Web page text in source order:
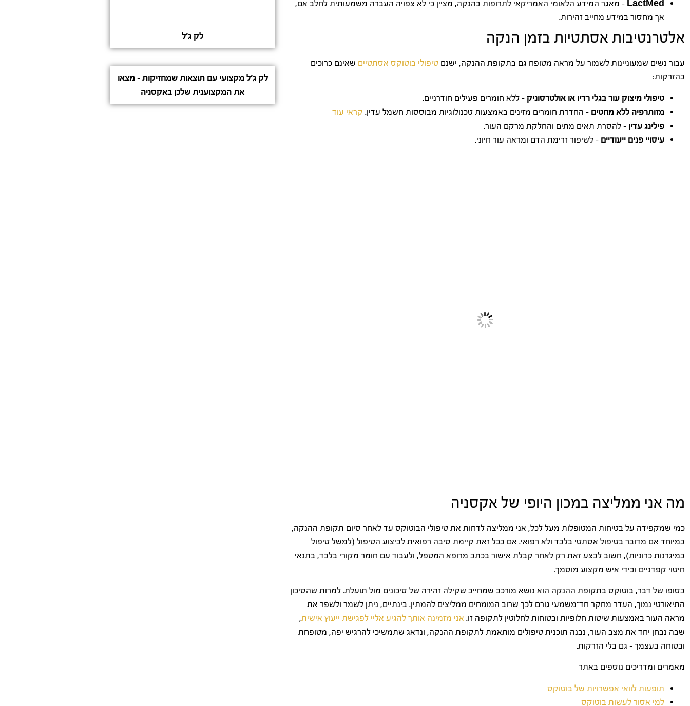
LactMed – מאגר המידע הלאומי האמריקאי לתרופות בהנקה, מציין כי לא צפויה העברה משמעותית לחלב אם,
אך מחסור במידע מחייב זהירות.
אלטרנטיבות אסתטיות בזמן הנקה
עבור נשים שמעוניינות לשמור על מראה מטופח גם בתקופת ההנקה, ישנם טיפולי בוטוקס אסתטיים שאינם כרוכים
בהזרקות:
טיפולי מיצוק עור בגלי רדיו או אולטרסוניק – ללא חומרים פעילים חודרניים.
מזותרפיה ללא מחטים – החדרת חומרים מזינים באמצעות טכנולוגיות מבוססות חשמל עדין. קראי עוד
פילינג עדין – להסרת תאים מתים והחלקת מרקם העור.
עיסויי פנים ייעודיים – לשיפור זרימת הדם ומראה עור חיוני.
מה אני ממליצה במכון היופי של אקסניה
כמי שמקפידה על בטיחות המטופלות מעל לכל, אני ממליצה לדחות את טיפולי הבוטוקס עד לאחר סיום תקופת ההנקה,
במיוחד אם מדובר בטיפול אסתטי בלבד ולא רפואי. אם בכל זאת קיימת סיבה רפואית לביצוע הטיפול (למשל טיפול
במיגרנות כרוניות), חשוב לבצע זאת רק לאחר קבלת אישור בכתב מרופא המטפל, ולעבוד עם חומר מקורי בלבד, בתנאי
חיטוי קפדניים ובידי איש מקצוע מוסמך.
בסופו של דבר, בוטוקס בתקופת ההנקה הוא נושא מורכב שמחייב שקילה זהירה של סיכונים מול תועלת. למרות שהסיכון
התיאורטי נמוך, העדר מחקר חד־משמעי גורם לכך שרוב המומחים ממליצים להמתין. בינתיים, ניתן לשמר ולשפר את
מראה העור באמצעות שיטות חלופיות ובטוחות לחלוטין לתקופה זו. אני מזמינה אותך להגיע אליי לפגישת ייעוץ אישית,
שבה נבחן יחד את מצב העור, נבנה תוכנית טיפולים מותאמת לתקופת ההנקה, ונדאג שתמשיכי להרגיש יפה, מטופחת
ובטוחה בעצמך – גם בלי הזרקות.
מאמרים ומדריכים נוספים באתר
תופעות לוואי אפשרויות של בוטוקס
למי אסור לעשות בוטוקס
לק ג'ל
לק ג'ל מקצועי עם תוצאות שמחזיקות – מצאו
את המקצוענית שלכן באקסניה